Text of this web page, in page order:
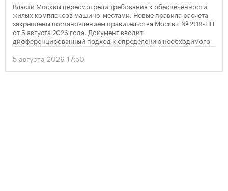
Власти Москвы пересмотрели требования к обеспеченности
жилых комплексов машино-местами. Новые правила расчета
закреплены постановлением правительства Москвы № 2118-ПП
от 5 августа 2026 года. Документ вводит
дифференцированный подход к определению необходимого
количества парковок в зависимости от площади квартир и
устанавливает переходный период для уже согласованных
проектов.
5 августа 2026 17:50